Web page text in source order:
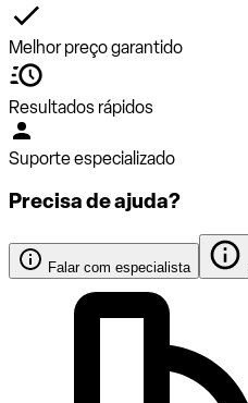
Melhor preço garantido
Resultados rápidos
Suporte especializado
Precisa de ajuda?
Falar com especialista